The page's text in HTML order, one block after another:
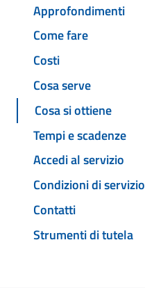
Approfondimenti
Come fare
Costi
Cosa serve
Cosa si ottiene
Tempi e scadenze
Accedi al servizio
Condizioni di servizio
Contatti
Strumenti di tutela